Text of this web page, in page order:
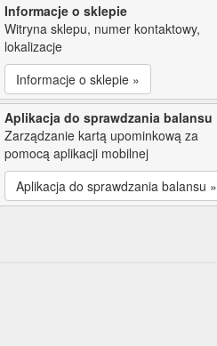
Informacje o sklepie
Witryna sklepu, numer kontaktowy,
lokalizacje
Informacje o sklepie »
Aplikacja do sprawdzania balansu
Zarządzanie kartą upominkową za
pomocą aplikacji mobilnej
Aplikacja do sprawdzania balansu »